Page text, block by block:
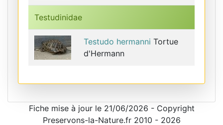
Testudinidae
Testudo hermanni Tortue
d'Hermann
Fiche mise à jour le 21/06/2026 - Copyright
Preservons-la-Nature.fr 2010 - 2026